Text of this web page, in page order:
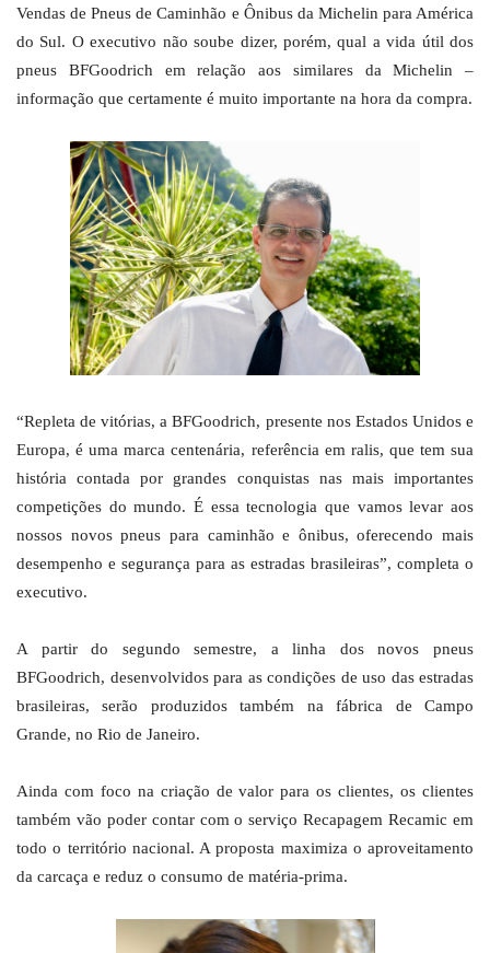
Vendas de Pneus de Caminhão e Ônibus da Michelin para América
do Sul. O executivo não soube dizer, porém, qual a vida útil dos
pneus BFGoodrich em relação aos similares da Michelin –
informação que certamente é muito importante na hora da compra.
“Repleta de vitórias, a BFGoodrich, presente nos Estados Unidos e
Europa, é uma marca centenária, referência em ralis, que tem sua
história contada por grandes conquistas nas mais importantes
competições do mundo. É essa tecnologia que vamos levar aos
nossos novos pneus para caminhão e ônibus, oferecendo mais
desempenho e segurança para as estradas brasileiras”, completa o
executivo.
A partir do segundo semestre, a linha dos novos pneus
BFGoodrich, desenvolvidos para as condições de uso das estradas
brasileiras, serão produzidos também na fábrica de Campo
Grande, no Rio de Janeiro.
Ainda com foco na criação de valor para os clientes, os clientes
também vão poder contar com o serviço Recapagem Recamic em
todo o território nacional. A proposta maximiza o aproveitamento
da carcaça e reduz o consumo de matéria-prima.